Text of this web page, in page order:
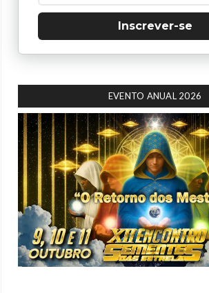
Inscrever-se
EVENTO ANUAL 2026